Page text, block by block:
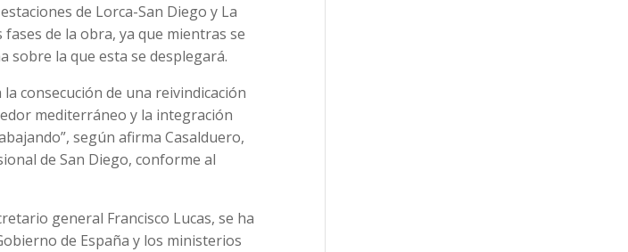
de Lorca-San Diego y La
de la obra, ya que mientras se
sobre la que esta se desplegará.
consecución de una reivindicación
mediterráneo y la integración
según afirma Casalduero,
de San Diego, conforme al
general Francisco Lucas, se ha
de España y los ministerios